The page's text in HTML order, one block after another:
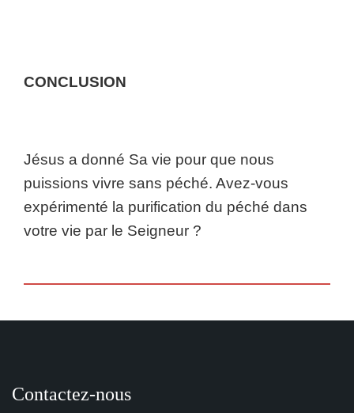
CONCLUSION
Jésus a donné Sa vie pour que nous
puissions vivre sans péché. Avez-vous
expérimenté la purification du péché dans
votre vie par le Seigneur ?
Contactez-nous